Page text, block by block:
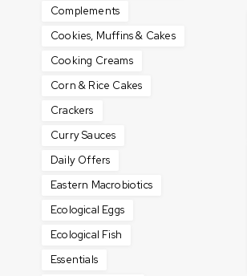
Complements
Cookies, Muffins & Cakes
Cooking Creams
Corn & Rice Cakes
Crackers
Curry Sauces
Daily Offers
Eastern Macrobiotics
Ecological Eggs
Ecological Fish
Essentials